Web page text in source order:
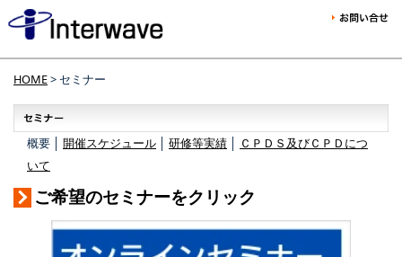
HOME> セミナー
概要 │ 開催スケジュール 研修等実績
ＣＰＤＳ及びＣＰＤにつ
いて
ご希望のセミナーをクリック